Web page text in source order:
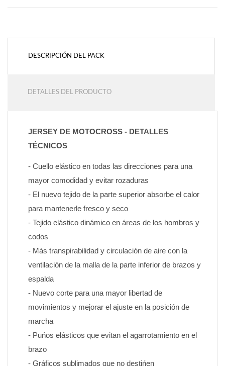
DESCRIPCIÓN DEL PACK
DETALLES DEL PRODUCTO
JERSEY DE MOTOCROSS - DETALLES
TÉCNICOS
- Cuello elástico en todas las direcciones para una
mayor comodidad y evitar rozaduras
- El nuevo tejido de la parte superior absorbe el calor
para mantenerle fresco y seco
- Tejido elástico dinámico en áreas de los hombros y
codos
- Más transpirabilidad y circulación de aire con la
ventilación de la malla de la parte inferior de brazos y
espalda
- Nuevo corte para una mayor libertad de
movimientos y mejorar el ajuste en la posición de
marcha
- Puńos elásticos que evitan el agarrotamiento en el
brazo
- Gráficos sublimados que no destińen